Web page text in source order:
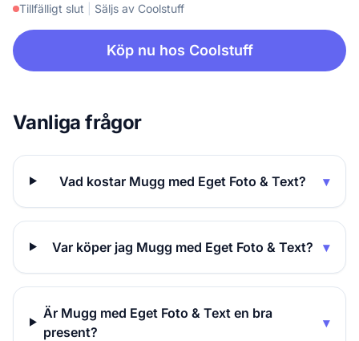
Tillfälligt slut Säljs av Coolstuff
Köp nu hos Coolstuff
Vanliga frågor
Vad kostar Mugg med Eget Foto & Text? ▾
Var köper jag Mugg med Eget Foto & Text? ▾
Är Mugg med Eget Foto & Text en bra
present?
▾